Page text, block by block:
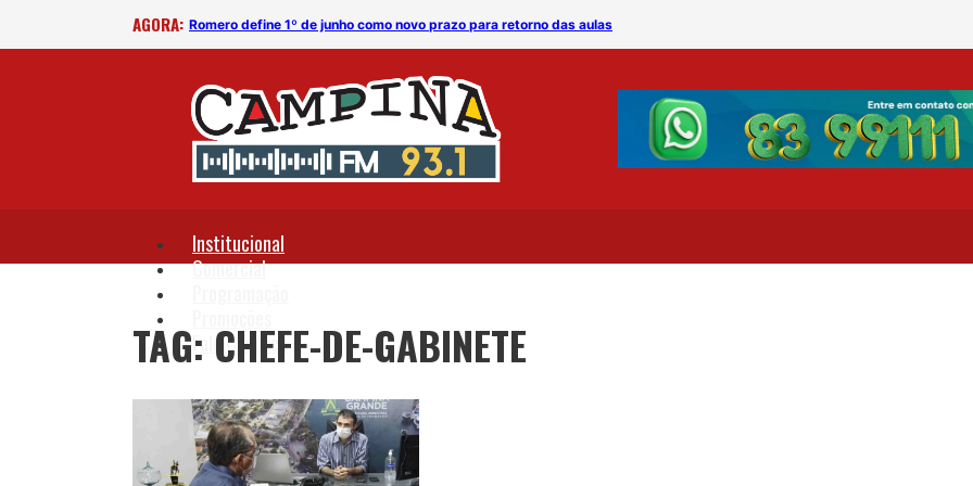
AGORA: Romero define 1º de junho como novo prazo para retorno das aulas Romero define 1º de
Institucional
Comercial
Fale Conosco
TAG: CHEFE-DE-GABINETE